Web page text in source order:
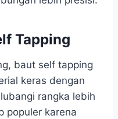
Tapping
baut self tapping
keras dengan
rangka lebih
populer karena